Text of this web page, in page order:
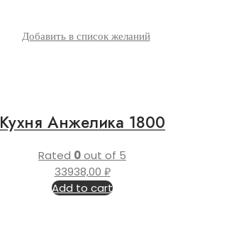
Добавить в список желаний
Кухня Анжелика 1800
Rated 0out of 5
33938,00 ₽
Add to cart